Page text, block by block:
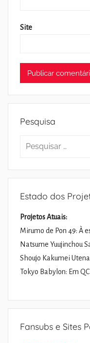
Site
Pesquisa
Pesquisar
Estado dos
Projetos Atuais:
Mirumo de Pon 49: À
Natsume Yuujinchou
Shoujo Kakumei Utena
Tokyo Babylon: Em QC
Fansubs e Sites